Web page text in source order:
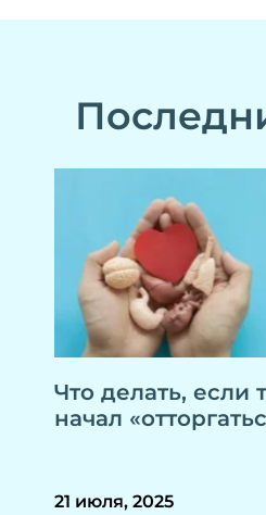
Что делать, если
начал
21 июля, 2025